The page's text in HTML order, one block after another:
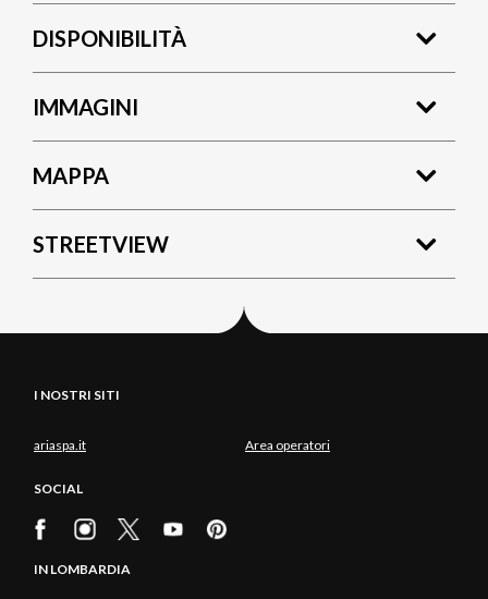
DISPONIBILITÀ
IMMAGINI
MAPPA
STREETVIEW
I NOSTRI SITI
ariaspa.it Area operatori
SOCIAL
IN LOMBARDIA